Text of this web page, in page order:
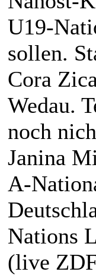
U19-
sollen.
Cora
Wedau.
noch
Janina
A-
Nations
(live